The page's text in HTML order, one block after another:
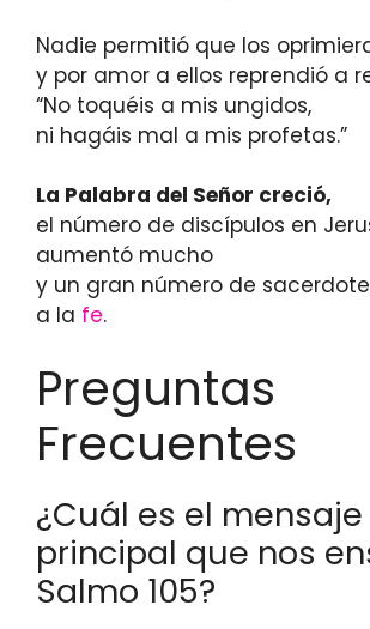
Nadie permitió que los
y por amor a ellos reprendió a
“No toquéis a mis ungidos,
ni hagáis mal a mis profetas.”
La Palabra del Señor creció,
el número de discípulos en
aumentó mucho
y un gran número de
a la fe.
Preguntas
Frecuentes
¿Cuál es el mensaje
principal que nos
Salmo 105?